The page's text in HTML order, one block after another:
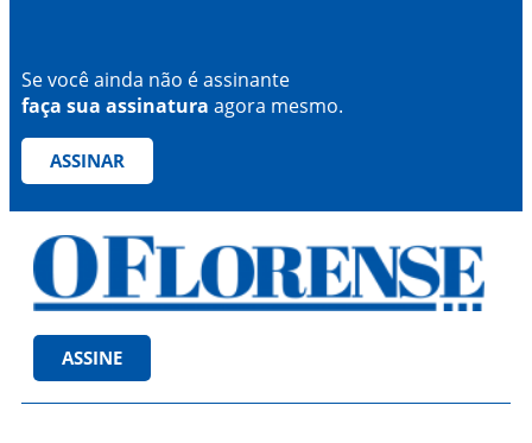
Se você ainda não é assinante
faça sua assinatura agora mesmo.
ASSINAR
ASSINE